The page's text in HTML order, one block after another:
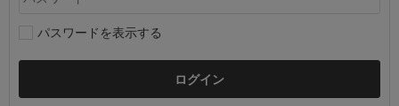
パスワードを表示する